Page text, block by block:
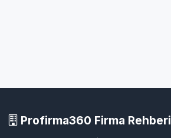
Profirma360 Firma Rehberi